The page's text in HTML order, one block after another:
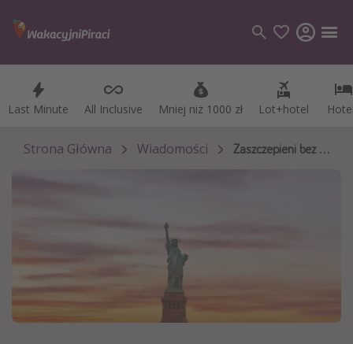
Last Minute All Inclusive Mniej niż 1000 zł Lot+hotel
Last Minute All Inclusive Mniej niż 1000 zł Lot+hotel
Kategorie
Loty
Kierunki
Grecja
Turcja
Strona Główna Wiadomości Zaszczepieni bez testów